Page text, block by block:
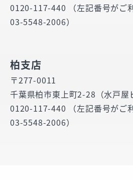
0120-117-440 （左記番号がご
03-5548-2006）
柏支店
〒277-0011
千葉県柏市東上町2-28（水戸屋
0120-117-440 （左記番号がご
03-5548-2006）